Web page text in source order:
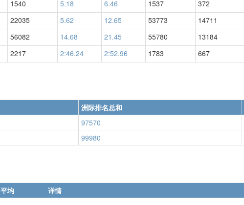
1540 5.18 6.46 1537 372
22035 5.62 12.65 53773 14711
56082 14.68 21.45 55780 13184
2217 2:46.24 2:52.96 1783 667
洲际排名总和
97570
99980
平均
详情